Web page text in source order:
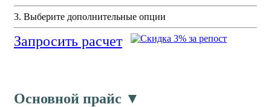
3. Выберите дополнительные опции
Запросить расчет
Основной прайс ▼